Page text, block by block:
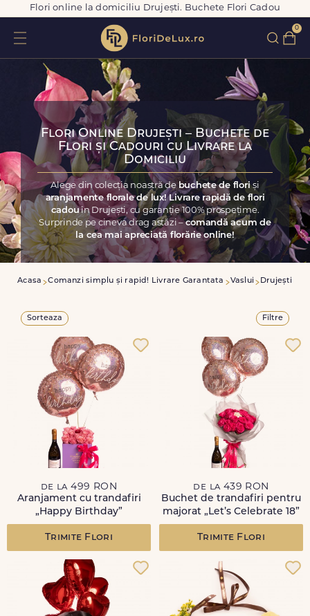
Flori online la domiciliu Drujești. Buchete Flori Cadou
0
Flori Online Drujești – Buchete de
Flori și Cadouri cu Livrare la
Domiciliu
Alege din colecția noastră de buchete de floriși
aranjamente florale de lux! Livrare rapidă de flori
cadouîn Drujești, cu garanție 100% prospețime.
Surprinde pe cineva drag astăzi –comandă acum de
la cea mai apreciată florărie online!
Acasa Comanzi simplu și rapid! Livrare Garantata Vaslui Drujești
Sorteaza Filtre
de la 499 RON
Aranjament cu trandafiri
„Happy Birthday”
Trimite Flori
de la 439 RON
Buchet de trandafiri pentru
majorat „Let’s Celebrate 18”
Trimite Flori